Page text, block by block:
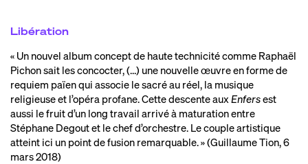
Libération
« Un nouvel album concept de haute technicité comme Raphaël
Pichon sait les concocter, (…) une nouvelle œuvre en forme de
requiem païen qui associe le sacré au réel, la musique
religieuse et l’opéra profane. Cette descente auxEnfersest
aussi le fruit d’un long travail arrivé à maturation entre
Stéphane Degout et le chef d’orchestre. Le couple artistique
atteint ici un point de fusion remarquable. » (Guillaume Tion, 6
mars 2018)